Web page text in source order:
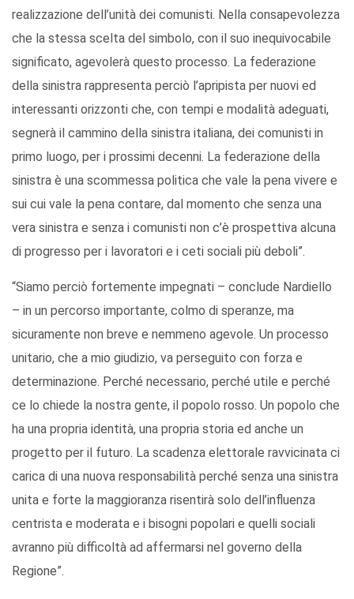
realizzazione dell’unità dei comunisti. Nella consapevolezza
che la stessa scelta del simbolo, con il suo inequivocabile
significato, agevolerà questo processo. La federazione
della sinistra rappresenta perciò l’apripista per nuovi ed
interessanti orizzonti che, con tempi e modalità adeguati,
segnerà il cammino della sinistra italiana, dei comunisti in
primo luogo, per i prossimi decenni. La federazione della
sinistra è una scommessa politica che vale la pena vivere e
sui cui vale la pena contare, dal momento che senza una
vera sinistra e senza i comunisti non c’è prospettiva alcuna
di progresso per i lavoratori e i ceti sociali più deboli”.
“Siamo perciò fortemente impegnati – conclude Nardiello
– in un percorso importante, colmo di speranze, ma
sicuramente non breve e nemmeno agevole. Un processo
unitario, che a mio giudizio, va perseguito con forza e
determinazione. Perché necessario, perché utile e perché
ce lo chiede la nostra gente, il popolo rosso. Un popolo che
ha una propria identità, una propria storia ed anche un
progetto per il futuro. La scadenza elettorale ravvicinata ci
carica di una nuova responsabilità perché senza una sinistra
unita e forte la maggioranza risentirà solo dell’influenza
centrista e moderata e i bisogni popolari e quelli sociali
avranno più difficoltà ad affermarsi nel governo della
Regione”.